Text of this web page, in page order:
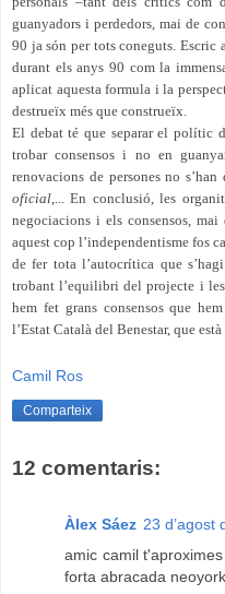
guanyadors i perdedors, mai de
90 ja són per tots coneguts. Escric
durant els anys 90 com la
aplicat aquesta formula i la
destrueïx més que construeïx.
El debat té que separar el polític
trobar consensos i no en
renovacions de persones no
oficial,... En conclusió, les
negociacions i els consensos,
aquest cop l’independentisme fos
de fer tota l’autocrítica que
trobant l’equilibri del projecte i
hem fet grans consensos que
l’Estat Català del Benestar, que
Camil Ros
Comparteix
12 comentaris:
Àlex Sáez 23 d’agost
amic camil
forta abracada